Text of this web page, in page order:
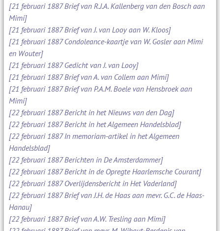
[21 februari 1887 Brief van R.J.A. Kallenberg van den Bosch aan
Mimi]
[21 februari 1887 Brief van J. van Looy aan W. Kloos]
[21 februari 1887 Condoleance-kaartje van W. Gosler aan Mimi
en Wouter]
[21 februari 1887 Gedicht van J. van Looy]
[21 februari 1887 Brief van A. van Collem aan Mimi]
[21 februari 1887 Brief van P.A.M. Boele van Hensbroek aan
Mimi]
[22 februari 1887 Bericht in het Nieuws van den Dag]
[22 februari 1887 Bericht in het Algemeen Handelsblad]
[22 februari 1887 In memoriam-artikel in het Algemeen
Handelsblad]
[22 februari 1887 Berichten in De Amsterdammer]
[22 februari 1887 Bericht in de Opregte Haarlemsche Courant]
[22 februari 1887 Overlijdensbericht in Het Vaderland]
[22 februari 1887 Brief van J.H. de Haas aan mevr. G.C. de Haas-
Hanau]
[22 februari 1887 Brief van A.W. Tresling aan Mimi]